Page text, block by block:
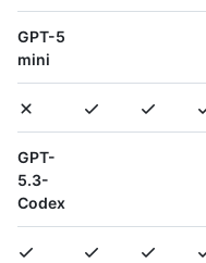
GPT-5
mini
GPT-
5.3-
Codex